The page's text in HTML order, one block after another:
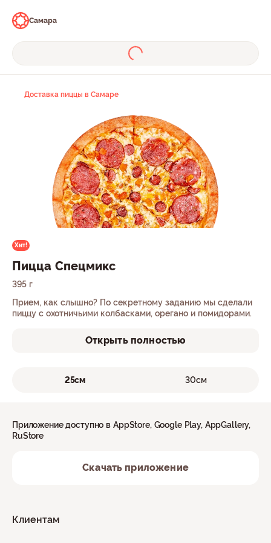
Самара
Доставка пиццы в Самаре
Хит!
Пицца Спецмикс
395 г
Прием, как слышно? По секретному заданию мы сделали
пиццу с охотничьими колбасками, орегано и помидорами.
Открыть полностью
25см 30см
Клиентам
Приложение доступно в AppStore, Google Play, AppGallery,
RuStore
Скачать приложение